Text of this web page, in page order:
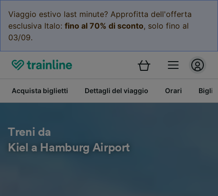
Viaggio estivo last minute? Approfitta dell'offerta
esclusiva Italo: fino al 70% di sconto, solo fino al
03/09.
Acquista biglietti Dettagli del viaggio Orari
Treni da
Kiel a Hamburg Airport